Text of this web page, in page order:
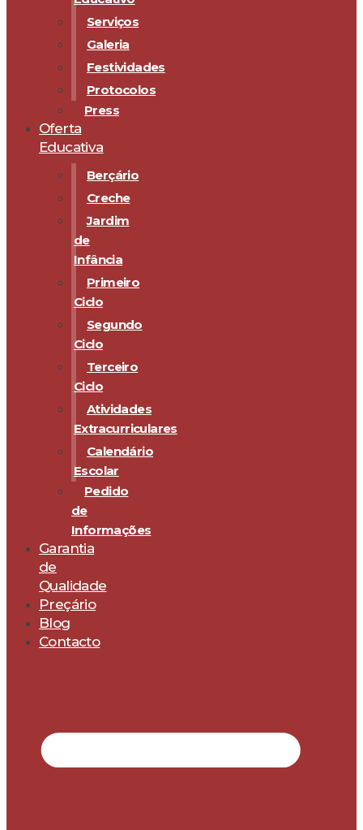
Serviços
Galeria
Festividades
Protocolos
Press
Oferta
Educativa
Berçário
Creche
Jardim
de
Infância
Primeiro
Ciclo
Segundo
Ciclo
Terceiro
Ciclo
Atividades
Extracurriculares
Calendário
Escolar
Pedido
de
Informações
Garantia
de
Qualidade
Preçário
Blog
Contacto